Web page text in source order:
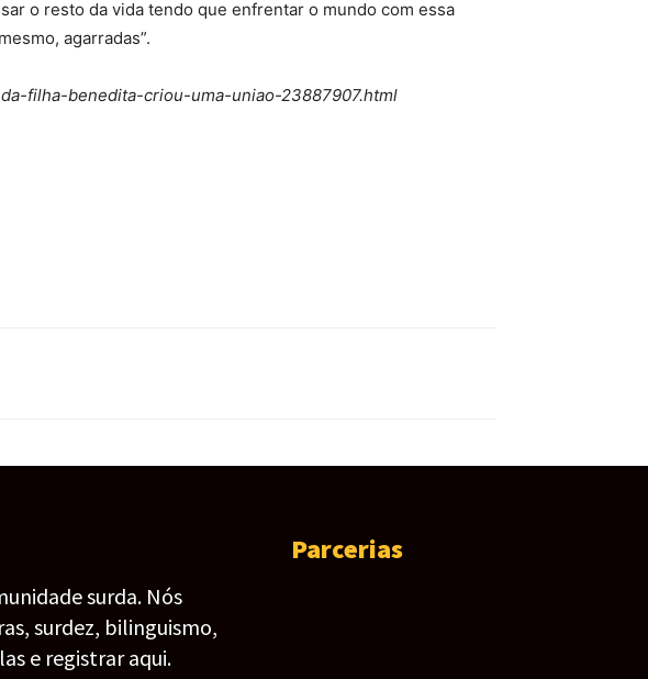
o resto da vida tendo que enfrentar o mundo com essa
agarradas”.
filha-benedita-criou-uma-uniao-23887907.html
surda. Nós
surdez, bilinguismo,
e registrar aqui.
Parcerias